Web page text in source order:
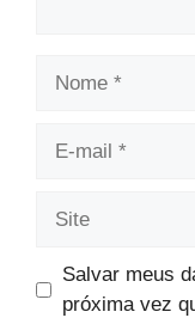
Salvar meus
próxima vez